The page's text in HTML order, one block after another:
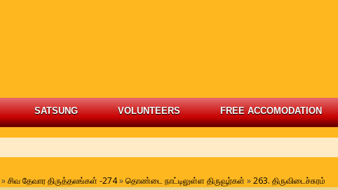
SATSUNG VOLUNTEERS FREE ACCOMODATION
»சிவ தேவார திருத்தலங்கள் -274»தொண்டை நாட்டிலுள்ள திருவூர்கள் »263. திருவிடைச்சுரம்